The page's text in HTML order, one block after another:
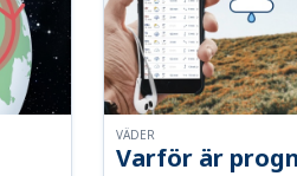
Varför är
VÄDER